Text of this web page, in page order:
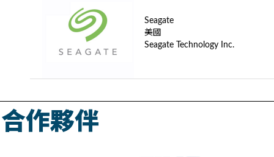
Seagate
美國
Seagate Technology Inc.
合作夥伴